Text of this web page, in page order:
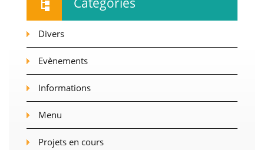
Divers
Evènements
Informations
Menu
Projets en cours